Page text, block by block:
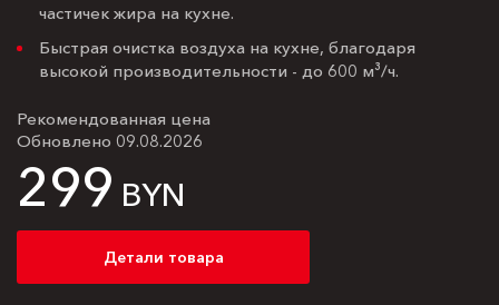
частичек жира на кухне.
Быстрая очистка воздуха на кухне, благодаря
высокой производительности - до 600 м³/ч.
Рекомендованная цена
Обновлено 09.08.2026
299 BYN
Детали товара